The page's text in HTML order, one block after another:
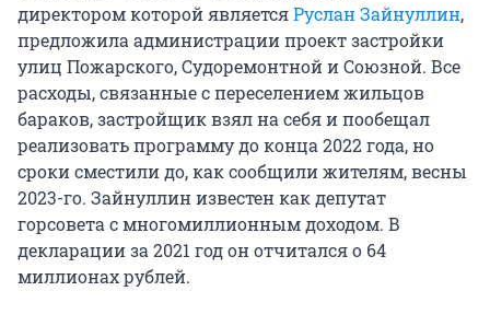
директором которой являетсяРуслан Зайнуллин,
предложила администрации проект застройки
улиц Пожарского, Судоремонтной и Союзной. Все
расходы, связанные с переселением жильцов
бараков, застройщик взял на себя и пообещал
реализовать программу до конца 2022 года, но
сроки сместили до, как сообщили жителям, весны
2023-го. Зайнуллин известен как депутат
горсовета с многомиллионным доходом. В
декларации за 2021 год он отчитался о 64
миллионах рублей.